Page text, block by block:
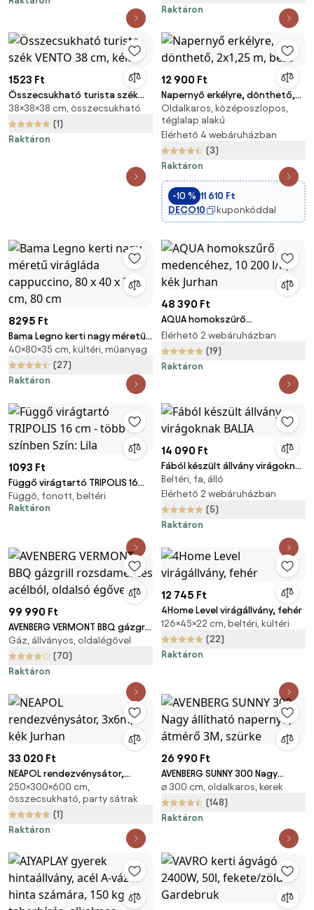
Raktáron
1523 Ft
Összecsukható turista szék
VENTO 38 cm, kék
38×38×38 cm, összecsukható
(1)
Raktáron
12 900 Ft
Napernyő erkélyre, dönthető,
2x1,25 m, bézs
Oldalkaros, középoszlopos,
téglalap alakú
Elérhető 4 webáruházban
(3)
Raktáron
-10 % 11 610 Ft
DECO10
kuponkóddal
8295 Ft
Bama Legno kerti nagy méretű
virágláda cappuccino, 80 x 40 x
35 cm, 80 cm
40×80×35 cm, kültéri, műanyag
(27)
Raktáron
48 390 Ft
AQUA homokszűrő
medencéhez, 10 200 l/h, kék
Jurhan
Elérhető 2 webáruházban
(19)
Raktáron
1093 Ft
Függő virágtartó TRIPOLIS 16
cm - több színben Szín: Lila
Függő, fonott, beltéri
Raktáron
14 090 Ft
Fából készült állvány virágoknak
BALIA
Beltéri, fa, álló
Elérhető 2 webáruházban
(5)
Raktáron
99 990 Ft
AVENBERG VERMONT BBQ gázgrill
rozsdamentes acélból, oldalsó
égővel
Gáz, állványos, oldalégővel
(70)
Raktáron
12 745 Ft
4Home Level virágállvány, fehér
126×45×22 cm, beltéri, kültéri
(22)
Raktáron
33 020 Ft
NEAPOL rendezvénysátor,
3x6m, kék Jurhan
250×300×600 cm,
összecsukható, party sátrak
(1)
Raktáron
26 990 Ft
AVENBERG SUNNY 300 Nagy
állítható napernyő, átmérő 3M,
szürke
⌀ 300 cm, oldalkaros, kerek
(148)
Raktáron